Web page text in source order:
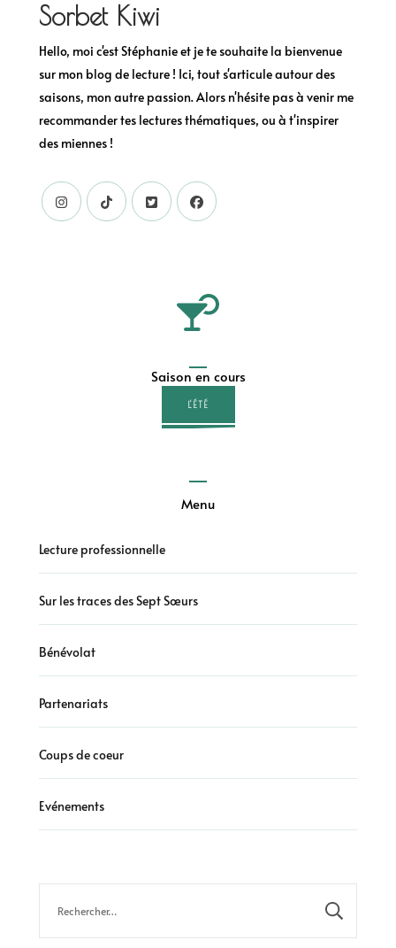
Sorbet Kiwi
Hello, moi c'est Stéphanie et je te souhaite la bienvenue
sur mon blog de lecture ! Ici, tout s'articule autour des
saisons, mon autre passion. Alors n'hésite pas à venir me
recommander tes lectures thématiques, ou à t'inspirer
des miennes !
Saison en cours
L'ÉTÉ
Menu
Lecture professionnelle
Sur les traces des Sept Sœurs
Bénévolat
Partenariats
Coups de coeur
Evénements